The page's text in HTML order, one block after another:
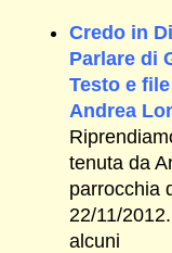
Credo in
Parlare di
Testo e
Andrea
tenuta da
parrocchia
22/11/
alcuni